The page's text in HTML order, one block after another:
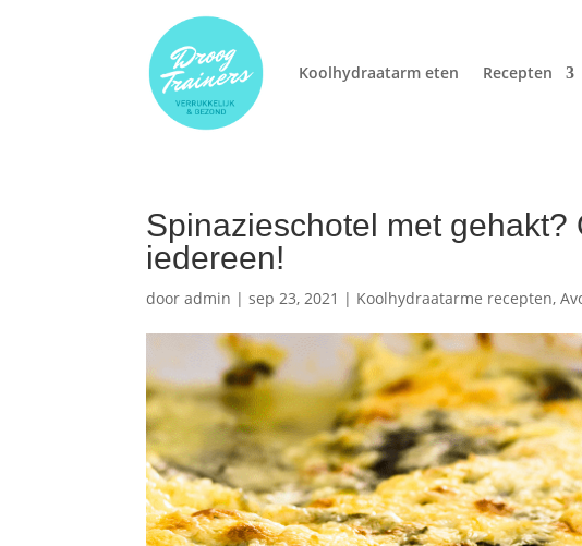
Koolhydraatarm eten Recepten
Spinazieschotel met
iedereen!
dooradmin |sep 23, 2021 | Koolhydraatarme recepten,